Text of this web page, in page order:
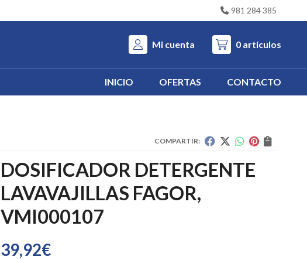
981 284 385
Mi cuenta 0 artículos
INICIO OFERTAS CONTACTO
COMPARTIR:
DOSIFICADOR DETERGENTE
LAVAVAJILLAS FAGOR,
VMI000107
39,92€